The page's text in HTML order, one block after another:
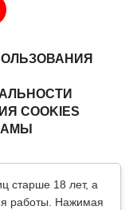
старше 18 лет, а
работы. Нажимая
COOKIES
авторского